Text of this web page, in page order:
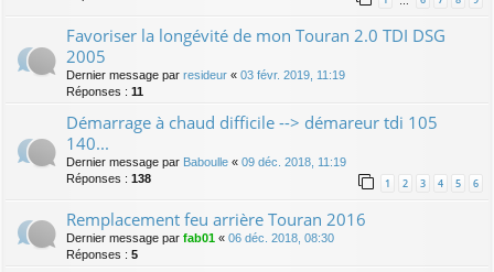
Favoriser la longévité de mon Touran 2.0 TDI DSG
2005
Dernier message par resideur « 03 févr. 2019, 11:19
Réponses : 11
Démarrage à chaud difficile --> démareur tdi 105
140...
Dernier message par Baboulle « 09 déc. 2018, 11:19
Réponses : 138 1 2 3 4 5 6
Remplacement feu arrière Touran 2016
Dernier message par fab01 « 06 déc. 2018, 08:30
Réponses : 5